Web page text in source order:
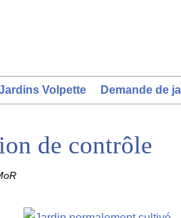
Volpette Demande de
de contrôle